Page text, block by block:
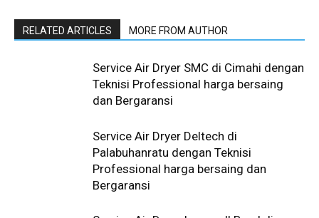
RELATED ARTICLES MORE FROM AUTHOR
Service Air Dryer SMC di Cimahi dengan
Teknisi Professional harga bersaing
dan Bergaransi
Service Air Dryer Deltech di
Palabuhanratu dengan Teknisi
Professional harga bersaing dan
Bergaransi